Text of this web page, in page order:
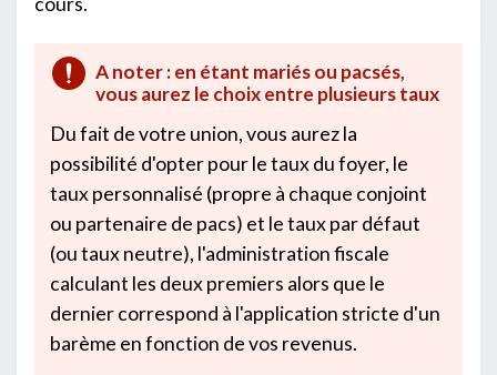
A noter : en étant mariés ou pacsés,
vous aurez le choix entre plusieurs taux
Du fait de votre union, vous aurez la
possibilité d'opter pour le taux du foyer, le
taux personnalisé (propre à chaque conjoint
ou partenaire de pacs) et le taux par défaut
(ou taux neutre), l'administration fiscale
calculant les deux premiers alors que le
dernier correspond à l'application stricte d'un
barème en fonction de vos revenus.